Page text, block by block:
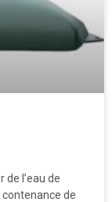
l’eau de
contenance de